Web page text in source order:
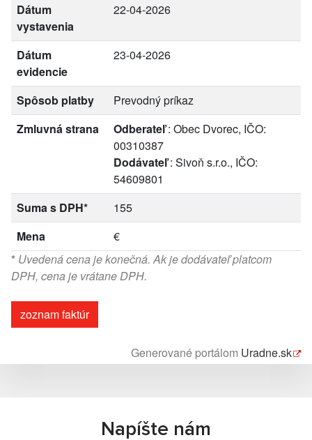
Dátum
vystavenia
22-04-2026
Dátum
evidencie
23-04-2026
Spôsob platby
Prevodný príkaz
Zmluvná strana
Odberateľ: Obec Dvorec, IČO:
00310387
Dodávateľ: Sivoň s.r.o., IČO:
54609801
Suma s DPH*
155
Mena
€
* Uvedená cena je konečná. Ak je dodávateľ platcom
DPH, cena je vrátane DPH.
zoznam faktúr
Generované portálom Uradne.sk
Napíšte nám